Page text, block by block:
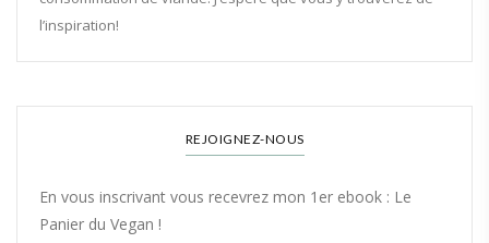
l’inspiration!
REJOIGNEZ-NOUS
En vous inscrivant vous recevrez mon 1er ebook : Le
Panier du Vegan !